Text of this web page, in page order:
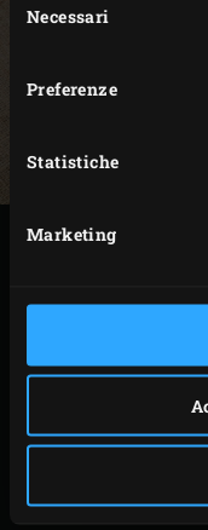
delNecessari
Preferenze
Statistiche
Marketing
Come la maggior
essere squamata e
Un pesce piatto ha
spessi del dorso. Se
separare il filetto del